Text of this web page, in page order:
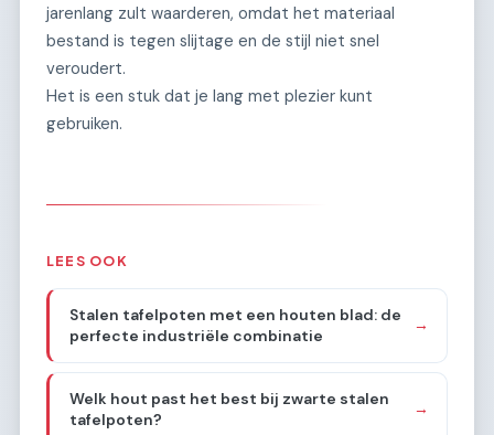
jarenlang zult waarderen, omdat het materiaal
bestand is tegen slijtage en de stijl niet snel
veroudert.
Het is een stuk dat je lang met plezier kunt
gebruiken.
LEES OOK
Stalen tafelpoten met een houten blad: de
perfecte industriële combinatie
→
Welk hout past het best bij zwarte stalen
tafelpoten?
→